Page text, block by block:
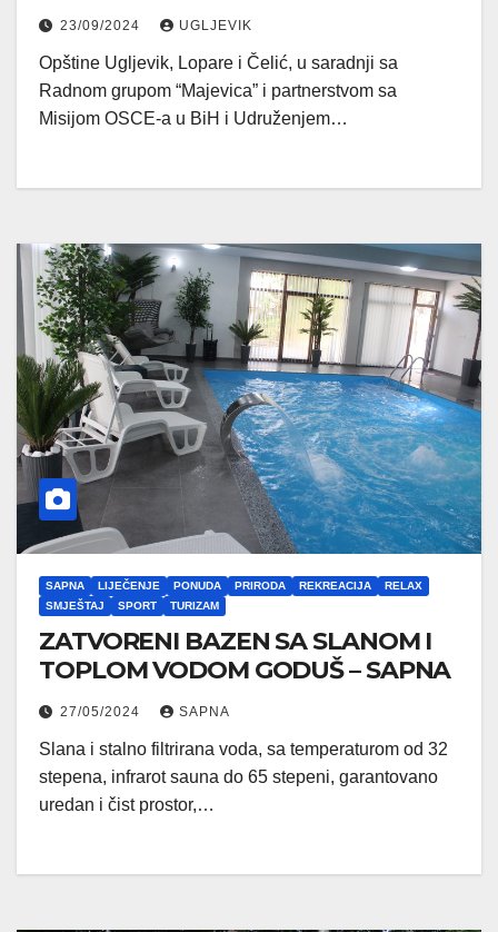
23/09/2024 UGLJEVIK
Opštine Ugljevik, Lopare i Čelić, u saradnji sa
Radnom grupom “Majevica” i partnerstvom sa
Misijom OSCE-a u BiH i Udruženjem…
SAPNA LIJEČENJE PONUDA PRIRODA REKREACIJA
RELAX
SMJEŠTAJ
SPORT TURIZAM
ZATVORENI BAZEN SA SLANOM I
TOPLOM VODOM GODUŠ – SAPNA
27/05/2024 SAPNA
Slana i stalno filtrirana voda, sa temperaturom od 32
stepena, infrarot sauna do 65 stepeni, garantovano
uredan i čist prostor,…